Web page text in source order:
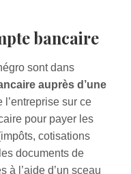
bancaire
sont dans
auprès d’une
l’entreprise sur ce
pour payer les
cotisations
documents de
à l’aide d’un sceau